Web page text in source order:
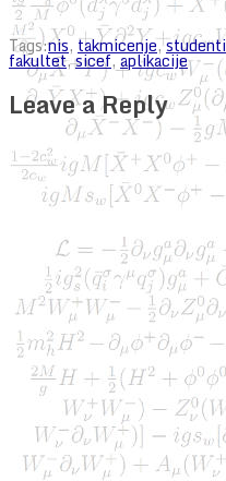
Tags:nis, takmicenje,studenti
fakultet,sicef,aplikacije
Leave a Reply